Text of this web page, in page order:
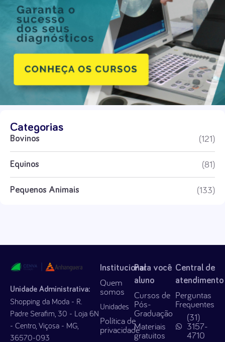
Categorias
Bovinos (121)
Equinos (81)
Pequenos Animais (133)
Unidade Administrativa:
Shopping da Moda - R.
Padre Serafim, 30 - Loja 6N
- Centro, Viçosa - MG,
36570-093
Institucional
Quem
somos
Unidades
Política de
privacidade
Para você
aluno
Cursos de
Pós-
Graduação
Materiais
gratuitos
Central de
atendimento
Perguntas
Frequentes
(31)
3157-
4710